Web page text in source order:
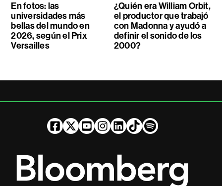
En fotos: las
universidades más
bellas del mundo en
2026, según el Prix
Versailles
¿Quién era William Orbit,
el productor que trabajó
con Madonna y ayudó a
definir el sonido de los
2000?